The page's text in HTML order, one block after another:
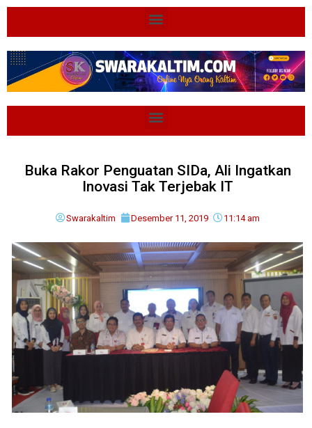
Buka Rakor Penguatan SIDa, Ali Ingatkan
Inovasi Tak Terjebak IT
Swarakaltim Desember 11, 2019 11:14 am